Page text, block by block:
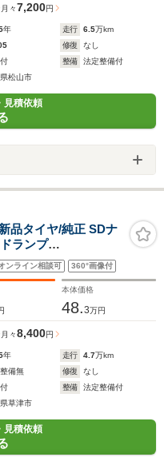
月々7,200円
年 走行 6.5万km
修復
なし
整備
法定整備付
松山市
見積依頼
タイヤ/純正 SDナ
ランプ
セグTV/エアバッグ
ンライン相談可 360°画像付
本体価格
48.3万円
月々8,400円
年 走行 4.7万km
備無 修復
なし
整備
法定整備付
草津市
見積依頼